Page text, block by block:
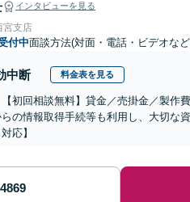
インタビューを見る
宮支店
付中面談方法(対面・電話・ビデオな
中断 料金表を見る
【初回相談無料】貸金／売掛金／製
の情報取得手続等も利用し、大切な
応】